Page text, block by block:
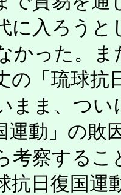
に入ろう
かった。
の「琉球抗
まま、つい
動」の敗
考察する
抗日復国運